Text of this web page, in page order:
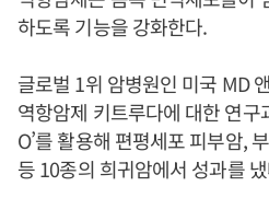
하도록 기능을 강화한다.
글로벌 1위 암병원인 미국 MD
역항암제 키트루다에 대한 연구
O’를 활용해 편평세포 피부암,
등 10종의 희귀암에서 성과를